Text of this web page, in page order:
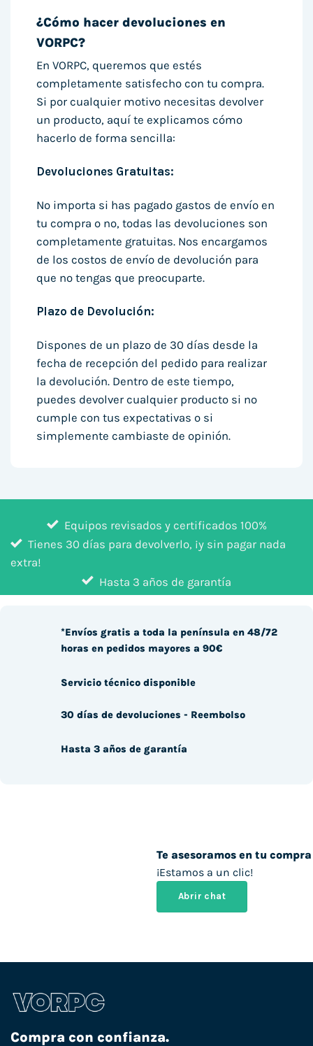
¿Cómo hacer devoluciones en
VORPC?
En VORPC, queremos que estés
completamente satisfecho con tu compra.
Si por cualquier motivo necesitas devolver
un producto, aquí te explicamos cómo
hacerlo de forma sencilla:
Devoluciones Gratuitas:
No importa si has pagado gastos de envío en
tu compra o no, todas las devoluciones son
completamente gratuitas. Nos encargamos
de los costos de envío de devolución para
que no tengas que preocuparte.
Plazo de Devolución:
Dispones de un plazo de 30 días desde la
fecha de recepción del pedido para realizar
la devolución. Dentro de este tiempo,
puedes devolver cualquier producto si no
cumple con tus expectativas o si
simplemente cambiaste de opinión.
Equipos revisados y certificados 100%
Tienes 30 días para devolverlo, ¡y sin pagar nada
extra!
Hasta 3 años de garantía
Te asesoramos en tu compra
¡Estamos a un clic!
Abrir chat
*Envíos gratis a toda la península en 48/72
horas en pedidos mayores a 90€
Servicio técnico disponible
30 días de devoluciones - Reembolso
Hasta 3 años de garantía
Compra con confianza.